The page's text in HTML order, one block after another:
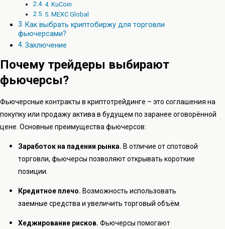
4. KuCoin
5. MEXC Global
Как выбрать криптобиржу для торговли
фьючерсами?
Заключение
Почему трейдеры выбирают
фьючерсы?
Фьючерсные контракты в криптотрейдинге – это соглашения на
покупку или продажу актива в будущем по заранее оговорённой
цене. Основные преимущества фьючерсов:
Заработок на падении рынка. В отличие от спотовой
торговли, фьючерсы позволяют открывать короткие
позиции.
Кредитное плечо. Возможность использовать
заемные средства и увеличить торговый объём.
Хеджирование рисков. Фьючерсы помогают